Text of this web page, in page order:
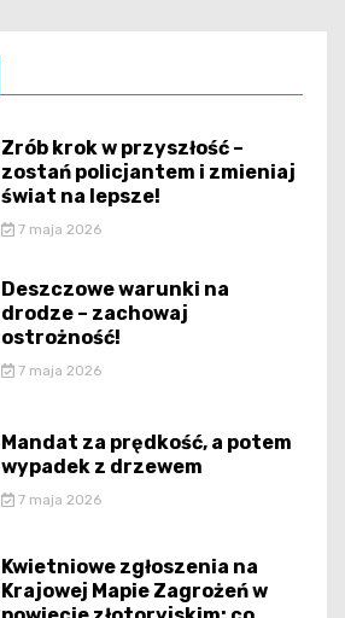
Zrób krok w przyszłość –
zostań policjantem i zmieniaj
świat na lepsze!
7 maja 2026
Deszczowe warunki na
drodze – zachowaj
ostrożność!
7 maja 2026
Mandat za prędkość, a potem
wypadek z drzewem
7 maja 2026
Kwietniowe zgłoszenia na
Krajowej Mapie Zagrożeń w